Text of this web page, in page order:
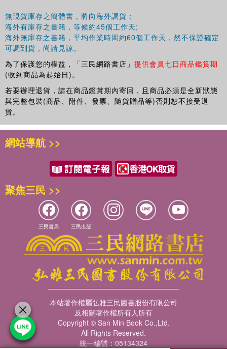
無現貨庫存之簡體書，將向海外調貨：
海外有庫存之書籍，等候約45個工作天;
海外無庫存之書籍，平均作業時間約60個工作天，然不保證確定
可調到貨，尚請見諒。
為了保護您的權益，「三民網路書店」 提供會員七日商品鑑賞期
(收到商品為起始日)。
若要辦理退貨，請在商品鑑賞期內寄回，且商品必須是全新狀態
與完整包裝(商品、附件、發票、隨貨贈品等)否則恕不接受退
貨。
網站導航 >>
聚焦三民 >>
三民書局 三民出版
本站著作權屬弘雅三民圖書股份有限公司
及相關著作權所有人所有
Copyright © San Min Book Co.,Ltd.
All Rights Reserved.
統一編號：05134324